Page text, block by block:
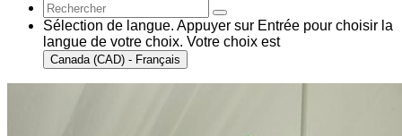
Sélection de langue. Appuyer sur Entrée pour choisir la
langue de votre choix. Votre choix est
Canada (CAD) - Français